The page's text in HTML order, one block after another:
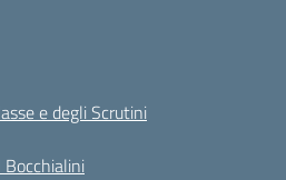
e degli Scrutini